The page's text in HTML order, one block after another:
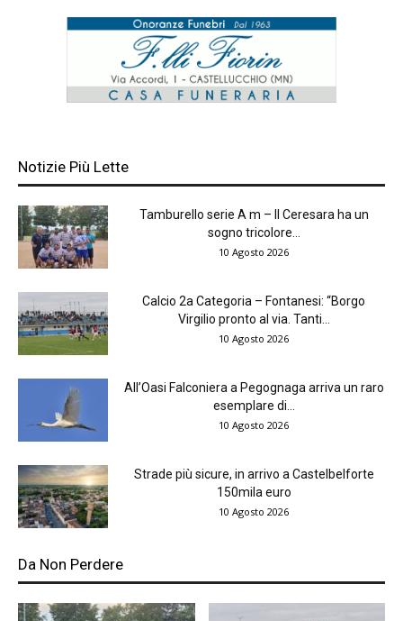
Notizie Più Lette
Tamburello serie A m – Il Ceresara ha un
sogno tricolore...
10 Agosto 2026
Calcio 2a Categoria – Fontanesi: “Borgo
Virgilio pronto al via. Tanti...
10 Agosto 2026
All’Oasi Falconiera a Pegognaga arriva un raro
esemplare di...
10 Agosto 2026
Strade più sicure, in arrivo a Castelbelforte
150mila euro
10 Agosto 2026
Da Non Perdere